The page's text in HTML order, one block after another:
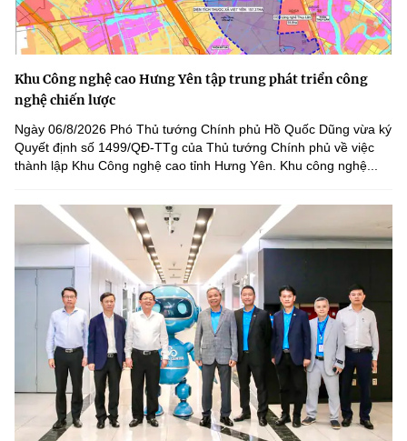
Khu Công nghệ cao Hưng Yên tập trung phát triển công
nghệ chiến lược
Ngày 06/8/2026 Phó Thủ tướng Chính phủ Hồ Quốc Dũng vừa ký
Quyết định số 1499/QĐ-TTg của Thủ tướng Chính phủ về việc
thành lập Khu Công nghệ cao tỉnh Hưng Yên. Khu công nghệ...